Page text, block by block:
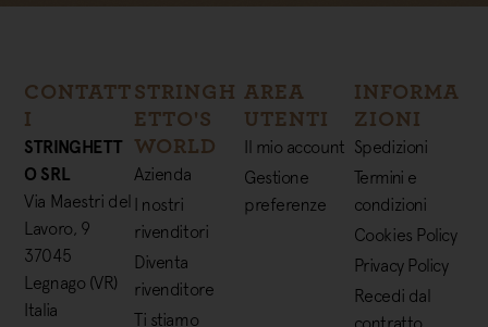
CONTATT
I
STRINGHETT
O SRL
Via Maestri del
Lavoro, 9
37045
Legnago (VR)
Italia
STRINGH
ETTO'S
WORLD
Azienda
I nostri
rivenditori
Diventa
rivenditore
Ti stiamo
AREA
UTENTI
Il mio account
Gestione
preferenze
INFORMA
ZIONI
Spedizioni
Termini e
condizioni
Cookies Policy
Privacy Policy
Recedi dal
contratto